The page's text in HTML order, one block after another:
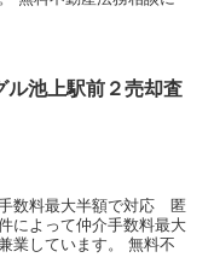
ル池上駅前２売却査
数料最大半額で対応 匿
によって仲介手数料最大
業しています。 無料不